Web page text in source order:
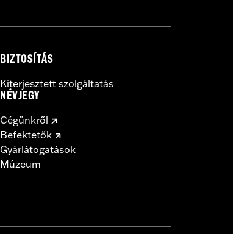
BIZTOSÍTÁS
Kiterjesztett szolgáltatás
NÉVJEGY
Cégünkről
Befektetők
Gyárlátogatások
Múzeum